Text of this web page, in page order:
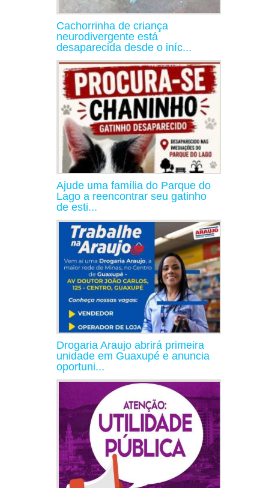
Cachorrinha de criança
neurodivergente está
desaparecida desde o iníc...
Ajude uma família do Parque do
Lago a reencontrar seu gatinho
de esti...
Drogaria Araujo abrirá primeira
unidade em Guaxupé e anuncia
oportuni...